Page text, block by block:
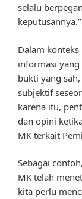
selalu
keputusannya.”
Dalam
informasi yang
bukti yang
subjektif
karena itu,
dan opini
MK terkait
Sebagai
MK telah
kita perlu